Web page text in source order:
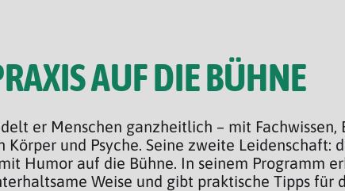
AUF DIE BÜHNE
er Menschen ganzheitlich – mit Fachwissen,
und Psyche. Seine zweite Leidenschaft:
Humor auf die Bühne. In seinem Programm
Weise und gibt praktische Tipps für